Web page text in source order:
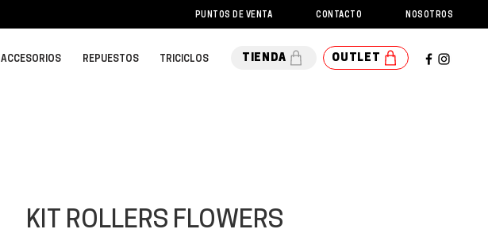
PUNTOS DE VENTA CONTACTO NOSOTROS
DESCARGAS
OUTLET
TIENDA
ACCESORIOS REPUESTOS TRICICLOS
KIT ROLLERS FLOWERS